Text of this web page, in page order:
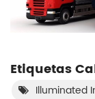
Etiquetas
Illuminated